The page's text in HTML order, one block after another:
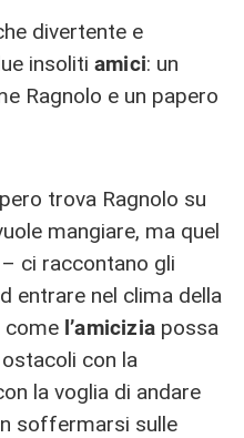
divertente e
insoliti amici: un
Ragnolo e un papero
trova Ragnolo su
mangiare, ma quel
ci raccontano gli
entrare nel clima della
come l’amicizia possa
con la
la voglia di andare
soffermarsi sulle